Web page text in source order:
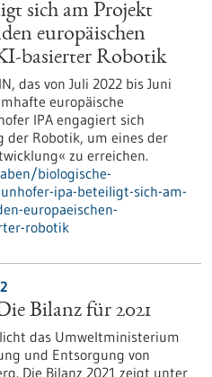
sich am Projekt
europäischen
basierter Robotik
das von Juli 2022 bis Juni
europäische
IPA engagiert sich
der Robotik, um eines der
zu erreichen.
biologische-
ipa-beteiligt-sich-am-
europaeischen-
robotik
Bilanz für 2021
das Umweltministerium
und Entsorgung von
Die Bilanz 2021 zeigt unter